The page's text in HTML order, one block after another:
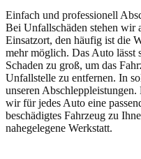
Einfach und professionell
Bei Unfallschäden stehen wir
Einsatzort, den häufig ist die
mehr möglich. Das Auto lässt
Schaden zu groß, um das
Unfallstelle zu entfernen. In
unseren
wir für jedes Auto eine
beschädigtes Fahrzeug zu
nahegelegene Werkstatt.